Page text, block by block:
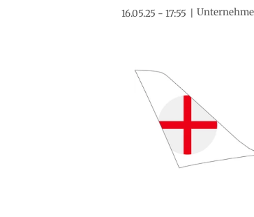
16.05.25 - 17:55